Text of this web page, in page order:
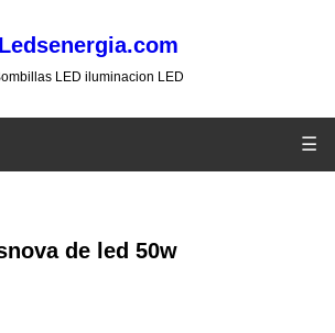
Ledsenergia.com
LED iluminacion LED
☰
de led 50w